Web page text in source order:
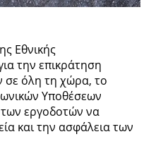
Εθνικής
την επικράτηση
σε όλη τη χώρα, το
Υποθέσεων
εργοδοτών να
και την ασφάλεια των